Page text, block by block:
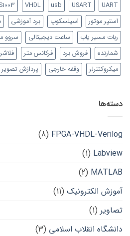
UART
USART
usb
VHDL
استپر موتور
اسیلسکوپ برد آموزشی
ربات مسیر یاب
ساعت دیجیتالی سروو
شمارنده
فروش برد فرکانس متر فلاشر
میکروکنترلر
وقفه خارجی پردازش تصویر
دسته‌ها
FPGA-VHDL-Verilog
(8)
Labview
(1)
MATLAB
(2)
آموزش الکترونیک (11)
تصاویر (1)
دانشگاه انقلاب اسلامی (3)